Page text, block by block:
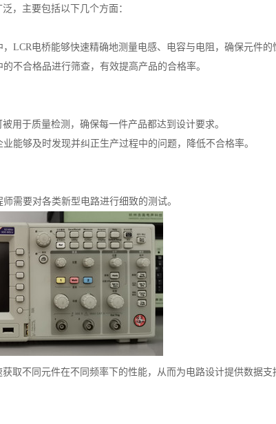
，主要包括以下几个方面：
LCR电桥能够快速精确地测量电感、电容与电阻，确保元件的
不合格品进行筛查，有效提高产品的合格率。
用于质量检测，确保每一件产品都达到设计要求。
能够及时发现并纠正生产过程中的问题，降低不合格率。
需要对各类新型电路进行细致的测试。
取不同元件在不同频率下的性能，从而为电路设计提供数据支